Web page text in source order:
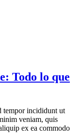
Todo lo que
tempor incididunt ut
veniam, quis
ex ea commodo